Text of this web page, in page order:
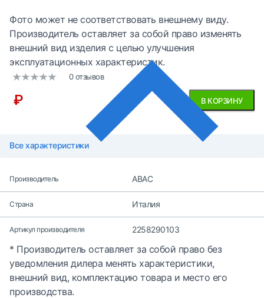
Фото может не соответствовать внешнему виду.
Производитель оставляет за собой право изменять
внешний вид изделия с целью улучшения
эксплуатационных характеристик.
0 отзывов
₽ В КОРЗИНУ
Все характеристики
Производитель ABAC
Страна Италия
Артикул производителя 2258290103
* Производитель оставляет за собой право без
уведомления дилера менять характеристики,
внешний вид, комплектацию товара и место его
производства.